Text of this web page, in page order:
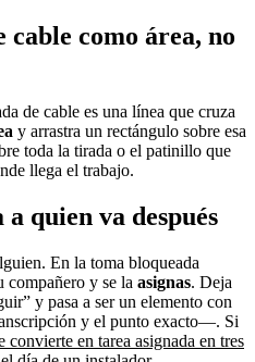
como área, no
de cable es una línea que cruza
y arrastra un rectángulo sobre esa
toda la tirada o el patinillo que
llega el trabajo.
quien va después
En la toma bloqueada
compañero y se la asignas. Deja
y pasa a ser un elemento con
y el punto exacto—. Si
convierte en tarea asignada en tres